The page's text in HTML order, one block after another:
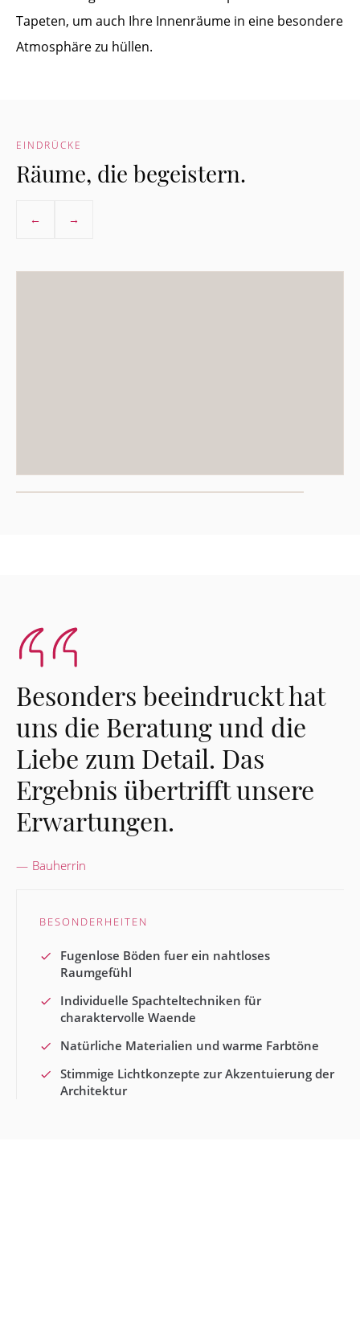
Tapeten, um auch Ihre Innenräume in eine besondere
Atmosphäre zu hüllen.
EINDRÜCKE
Räume, die begeistern.
← →
Besonders beeindruckt hat
uns die Beratung und die
Liebe zum Detail. Das
Ergebnis übertrifft unsere
Erwartungen.
Bauherrin
BESONDERHEITEN
Fugenlose Böden fuer ein nahtloses
Raumgefühl
Individuelle Spachteltechniken für
charaktervolle Waende
Natürliche Materialien und warme Farbtöne
Stimmige Lichtkonzepte zur Akzentuierung der
Architektur